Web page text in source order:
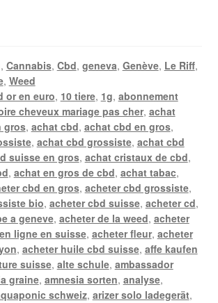
, Cannabis, Cbd, geneva, Genève, Le Riff,
, Weed
or en euro, 10 tiere, 1g, abonnement
cheveux mariage pas cher, achat
gros, achat cbd, achat cbd en gros,
, achat cbd grossiste, achat cbd
suisse en gros, achat cristaux de cbd,
, achat en gros de cbd, achat tabac,
cbd en gros, acheter cbd grossiste,
bio, acheter cbd suisse, acheter cd,
a geneve, acheter de la weed, acheter
ligne en suisse, acheter fleur, acheter
, acheter huile cbd suisse, affe kaufen
suisse, alte schule, ambassador
graine, amnesia sorten, analyse,
schweiz, arizer solo ladegerät,